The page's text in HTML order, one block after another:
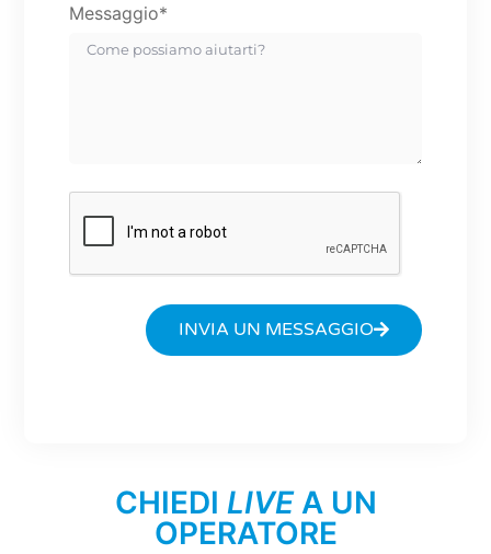
Messaggio*
INVIA UN MESSAGGIO
CHIEDI LIVEA UN
OPERATORE